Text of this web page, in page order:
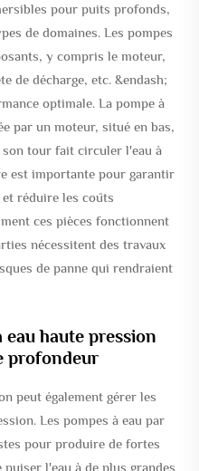
pour puits profonds,
de domaines. Les pompes
y compris le moteur,
de décharge, etc. &endash;
optimale. La pompe à
par un moteur, situé en bas,
tour fait circuler l'eau à
est importante pour garantir
réduire les coûts
ces pièces fonctionnent
nécessitent des travaux
de panne qui rendraient
haute pression
profondeur
peut également gérer les
Les pompes à eau par
pour produire de fortes
l'eau à de plus grandes